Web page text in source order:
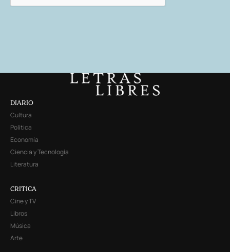
DIARIO
Cultura
Política
Economía
Ciencia y Tecnología
Literatura
CRITICA
Cine y TV
Libros
Música
Arte